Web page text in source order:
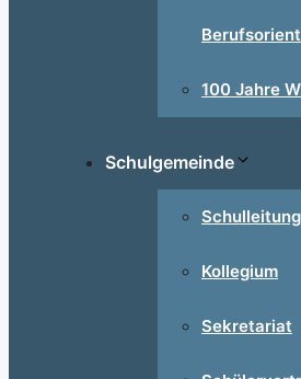
100 Jahre
Schulgemeinde
Schulleitung
Kollegium
Sekretariat